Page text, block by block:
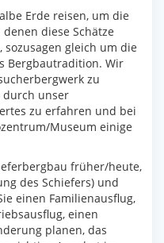
Erde reisen, um die
diese Schätze
gleich um die
Bergbautradition. Wir
zu
durch unser
zu erfahren und bei
Museum einige
früher/heute,
des Schiefers) und
einen Familienausflug,
einen
planen, das